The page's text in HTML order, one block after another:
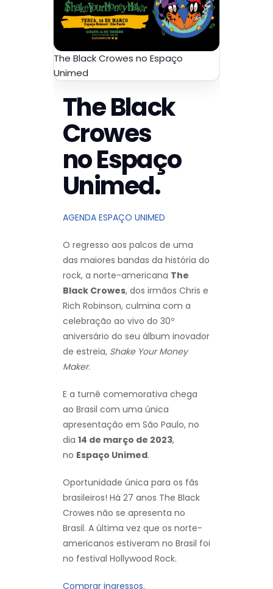
The Black Crowes no Espaço
Unimed
The Black
Crowes
no Espaço
Unimed.
AGENDA ESPAÇO UNIMED
O regresso aos palcos de uma
das maiores bandas da história do
rock, a norte-americana The
Black Crowes, dos irmãos Chris e
Rich Robinson, culmina com a
celebração ao vivo do 30º
aniversário do seu álbum inovador
de estreia, Shake Your Money
Maker.
E a turnê comemorativa chega
ao Brasil com uma única
apresentação em São Paulo, no
dia 14 de março de 2023,
no Espaço Unimed.
Oportunidade única para os fãs
brasileiros! Há 27 anos The Black
Crowes não se apresenta no
Brasil. A última vez que os norte-
americanos estiveram no Brasil foi
no festival Hollywood Rock.
Comprar ingressos.